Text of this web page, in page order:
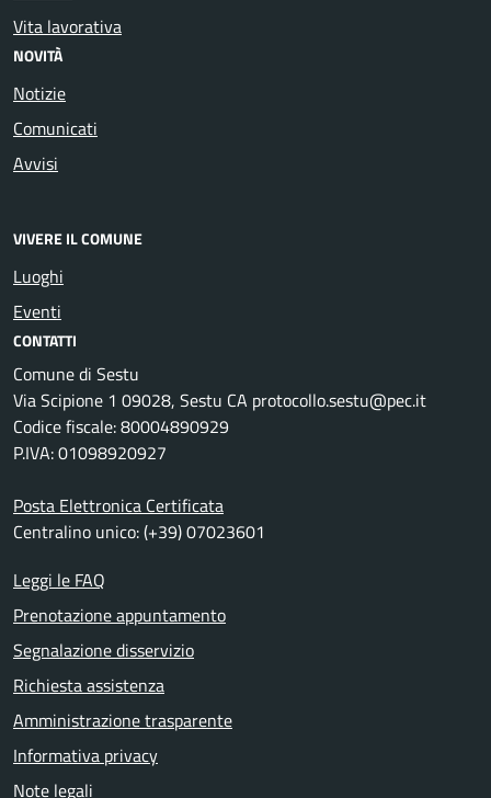
Vita lavorativa
NOVITÀ
Notizie
Comunicati
Avvisi
VIVERE IL COMUNE
Luoghi
Eventi
CONTATTI
Comune di Sestu
Via Scipione 1 09028, Sestu CA protocollo.sestu@pec.it
Codice fiscale: 80004890929
P.IVA: 01098920927
Posta Elettronica Certificata
Centralino unico: (+39) 07023601
Leggi le FAQ
Prenotazione appuntamento
Segnalazione disservizio
Richiesta assistenza
Amministrazione trasparente
Informativa privacy
Note legali